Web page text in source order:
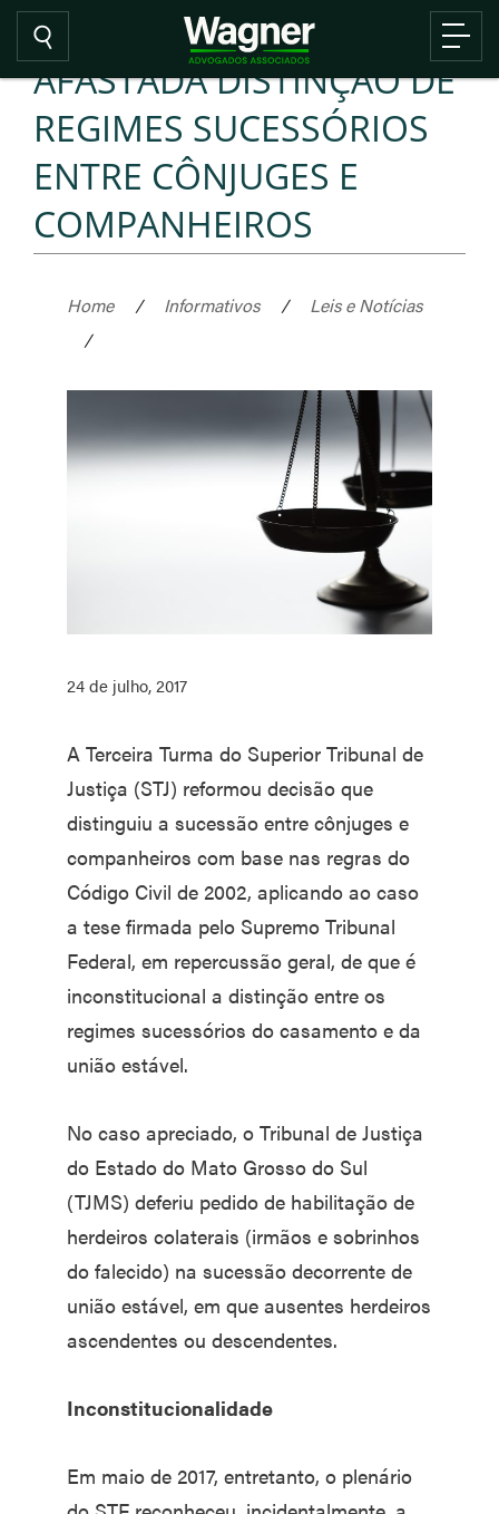
AFASTADA DISTINÇÃO DE
REGIMES SUCESSÓRIOS
ENTRE CÔNJUGES E
COMPANHEIROS
Home / Informativos /
Leis e Notícias
/
24 de julho, 2017
A Terceira Turma do Superior Tribunal de
Justiça (STJ) reformou decisão que
distinguiu a sucessão entre cônjuges e
companheiros com base nas regras do
Código Civil de 2002, aplicando ao caso
a tese firmada pelo Supremo Tribunal
Federal, em repercussão geral, de que é
inconstitucional a distinção entre os
regimes sucessórios do casamento e da
união estável.
No caso apreciado, o Tribunal de Justiça
do Estado do Mato Grosso do Sul
(TJMS) deferiu pedido de habilitação de
herdeiros colaterais (irmãos e sobrinhos
do falecido) na sucessão decorrente de
união estável, em que ausentes herdeiros
ascendentes ou descendentes.
Inconstitucionalidade
Em maio de 2017, entretanto, o plenário